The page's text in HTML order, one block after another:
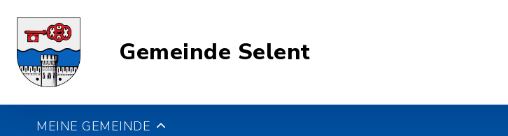
Gemeinde Selent
MEINE GEMEINDE